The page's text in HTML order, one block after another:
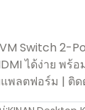
Switch 2-
ได้ง่าย พร้อ
พลตฟอร์ม | ติด